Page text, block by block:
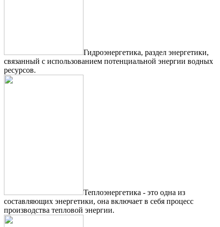
Гидроэнергетика, раздел энергетики,
связанный с использованием потенциальной энергии водных
ресурсов.
Теплоэнергетика - это одна из
составляющих энергетики, она включает в себя процесс
производства тепловой энергии.